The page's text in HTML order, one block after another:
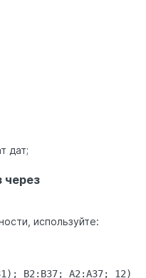
дат;
через
используйте:
B2:B37; A2:A37; 12)